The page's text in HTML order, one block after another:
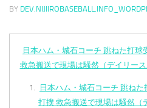
BY
日本ハム・城石コーチ 跳ねた打
救急搬送で現場は騒然（デイリー
日本ハム・城石コーチ 跳ね
打撲 救急搬送で現場は騒然（